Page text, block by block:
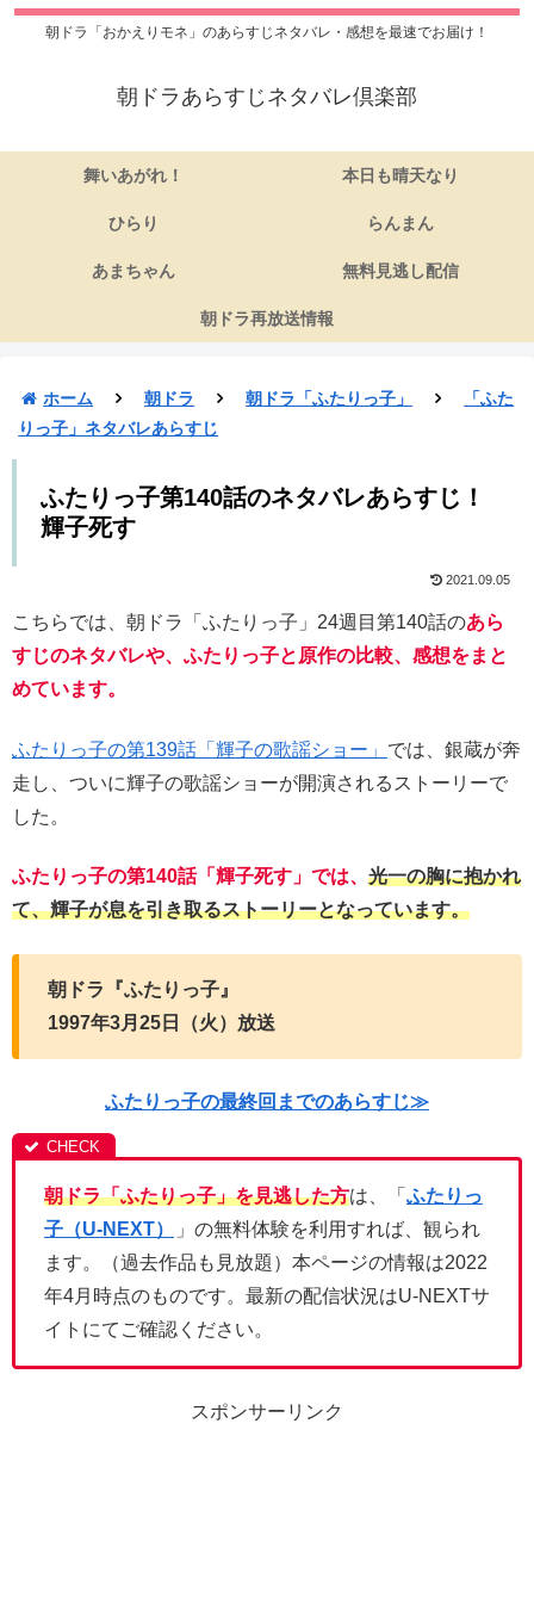
朝ドラ「おかえりモネ」のあらすじネタバレ・感想を最速でお届け！
朝ドラあらすじネタバレ倶楽部
舞いあがれ！ 本日も晴天なり
ひらり らんまん
あまちゃん 無料見逃し配信
朝ドラ再放送情報
ホーム 朝ドラ 朝ドラ「ふたりっ子」
「ふた
りっ子」ネタバレあらすじ
ふたりっ子第140話のネタバレあらすじ！
輝子死す
2021.09.05
こちらでは、朝ドラ「ふたりっ子」24週目第140話のあら
すじのネタバレや、ふたりっ子と原作の比較、感想をまと
めています。
ふたりっ子の第139話「輝子の歌謡ショー」 では、銀蔵が奔
走し、ついに輝子の歌謡ショーが開演されるストーリーで
した。
ふたりっ子の第140話「輝子死す」では、 光一の胸に抱かれ
て、輝子が息を引き取るストーリーとなっています。
朝ドラ『ふたりっ子』
1997年3月25日（火）放送
ふたりっ子の最終回までのあらすじ≫
朝ドラ「ふたりっ子」を見逃した方は、「 ふたりっ
子（U-NEXT）
」の無料体験を利用すれば、観られ
ます。（過去作品も見放題）本ページの情報は2022
年4月時点のものです。最新の配信状況はU-NEXTサ
イトにてご確認ください。
スポンサーリンク